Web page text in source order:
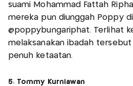
suami Mohammad Fattah
mereka pun diunggah Poppy
@poppybungariphat. Terlihat
melaksanakan ibadah
penuh ketaatan.
5. Tommy Kurniawan